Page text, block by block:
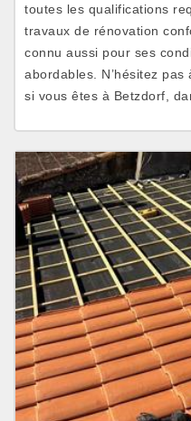
toutes les qualifications
travaux de rénovation
connu aussi pour ses
abordables. N’hésitez
si vous êtes à Betzdorf,